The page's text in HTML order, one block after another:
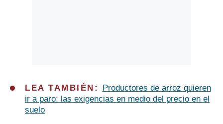
LEA TAMBIÉN:
Productores de arroz quieren
ir a paro: las exigencias en medio del precio en el
suelo